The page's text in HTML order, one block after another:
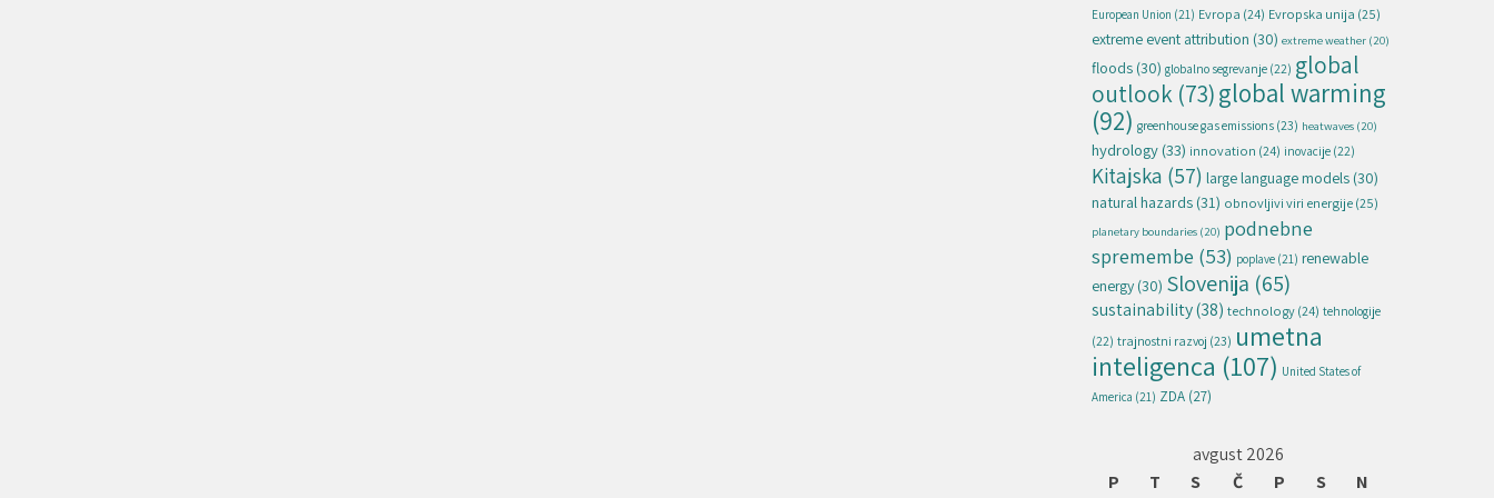
European Union (21) Evropa (24) Evropska unija (25)
extreme event attribution (30) extreme weather (20)
floods (30) globalno segrevanje (22) global
outlook (73)global warming
(92) greenhouse gas emissions (23) heatwaves (20)
hydrology(33) innovation (24) inovacije (22)
Kitajska (57) large language models (30)
natural hazards (31) obnovljivi viri energije(25)
planetary boundaries (20) podnebne
spremembe (53) poplave (21) renewable
energy (30) Slovenija (65)
sustainability(38) technology(24) tehnologije
(22) trajnostni razvoj (23) umetna
inteligenca (107) United States of
America (21) ZDA (27)
avgust 2026
P
T S Č P S N